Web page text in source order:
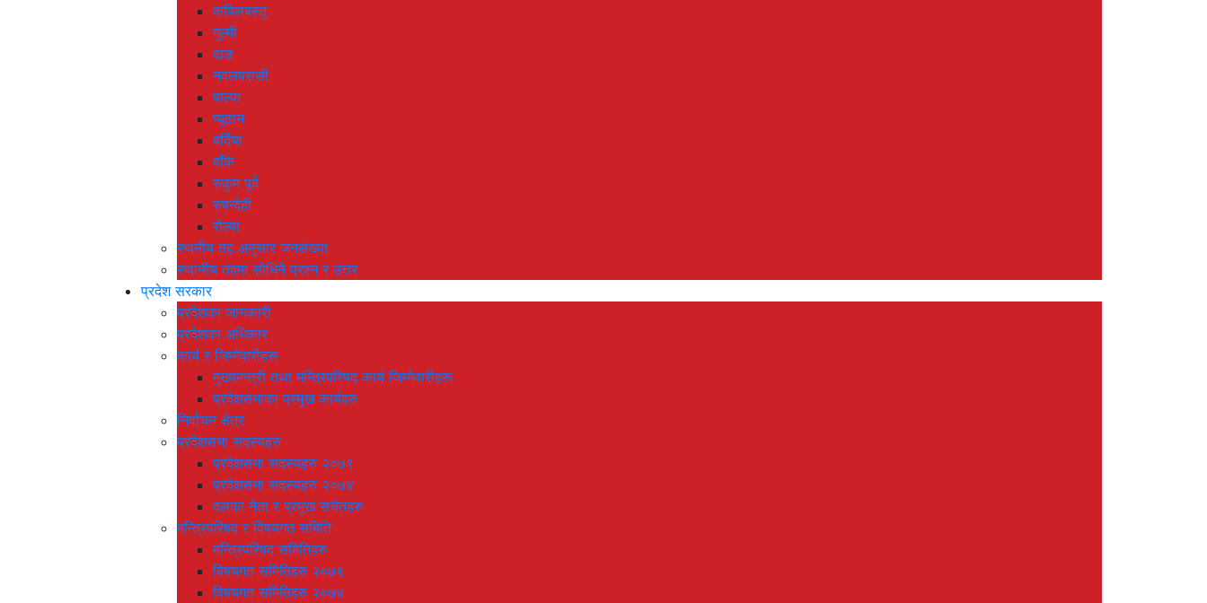
कपिलबस्तु
गुल्मी
दाङ
नवलपरासी
पाल्पा
प्यूठान
बर्दिया
बाँके
रुकुम पूर्व
रुपन्देही
रोल्पा
स्थनीय तह अनुसार जनसंख्या
स्थानीय तहमा सोधिने प्रश्न र उत्तर
प्रदेश सरकार
प्रदेशका जानकारी
प्रदेशका अधिकार
कार्य र जिम्मेवारीहरू
मुख्यमन्त्री तथा मन्त्रिपरिषद कार्य जिम्मेवारीहरू
प्रदेशसभाका प्रमुख कार्यहरु
निर्वाचन क्षेत्र
प्रदेशसभा सदस्यहरु
प्रदेशसभा सदस्यहरु २०७९
प्रदेशसभा सदस्यहरु २०७४
दलका नेता र प्रमुख सचेतहरु
मन्त्रिपरिषद र विषयगत समिति
मन्त्रिपरिषद समितिहरु
बिषयगत समितिहरु २०७९
विषयगत समितिहरु २०७४